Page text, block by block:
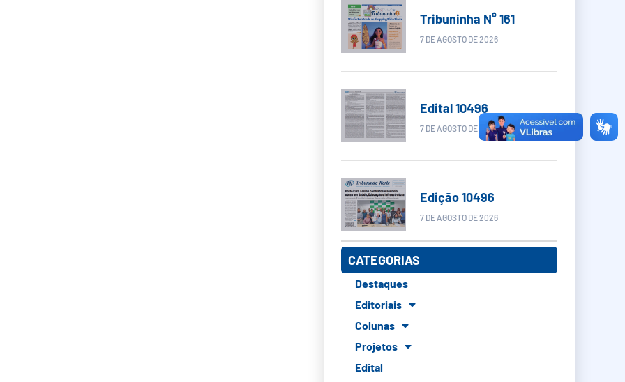
Tribuninha N° 161
7 DE AGOSTO DE 2026
Edital 10496
7 DE AGOSTO DE 2026
Edição 10496
7 DE AGOSTO DE 2026
CATEGORIAS
Destaques
Editoriais
Colunas
Projetos
Edital